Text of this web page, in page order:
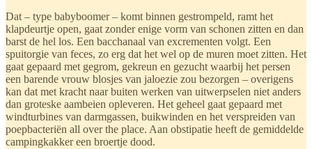
Dat – type babyboomer – komt binnen gestrompeld, ramt het
klapdeurtje open, gaat zonder enige vorm van schonen zitten en dan
barst de hel los. Een bacchanaal van excrementen volgt. Een
spuitorgie van feces, zo erg dat het wel op de muren moet zitten. Het
gaat gepaard met gegrom, gekreun en gezucht waarbij het persen
een barende vrouw blosjes van jaloezie zou bezorgen – overigens
kan dat met kracht naar buiten werken van uitwerpselen niet anders
dan groteske aambeien opleveren. Het geheel gaat gepaard met
windturbines van darmgassen, buikwinden en het verspreiden van
poepbacteriën all over the place. Aan obstipatie heeft de gemiddelde
campingkakker een broertje dood.